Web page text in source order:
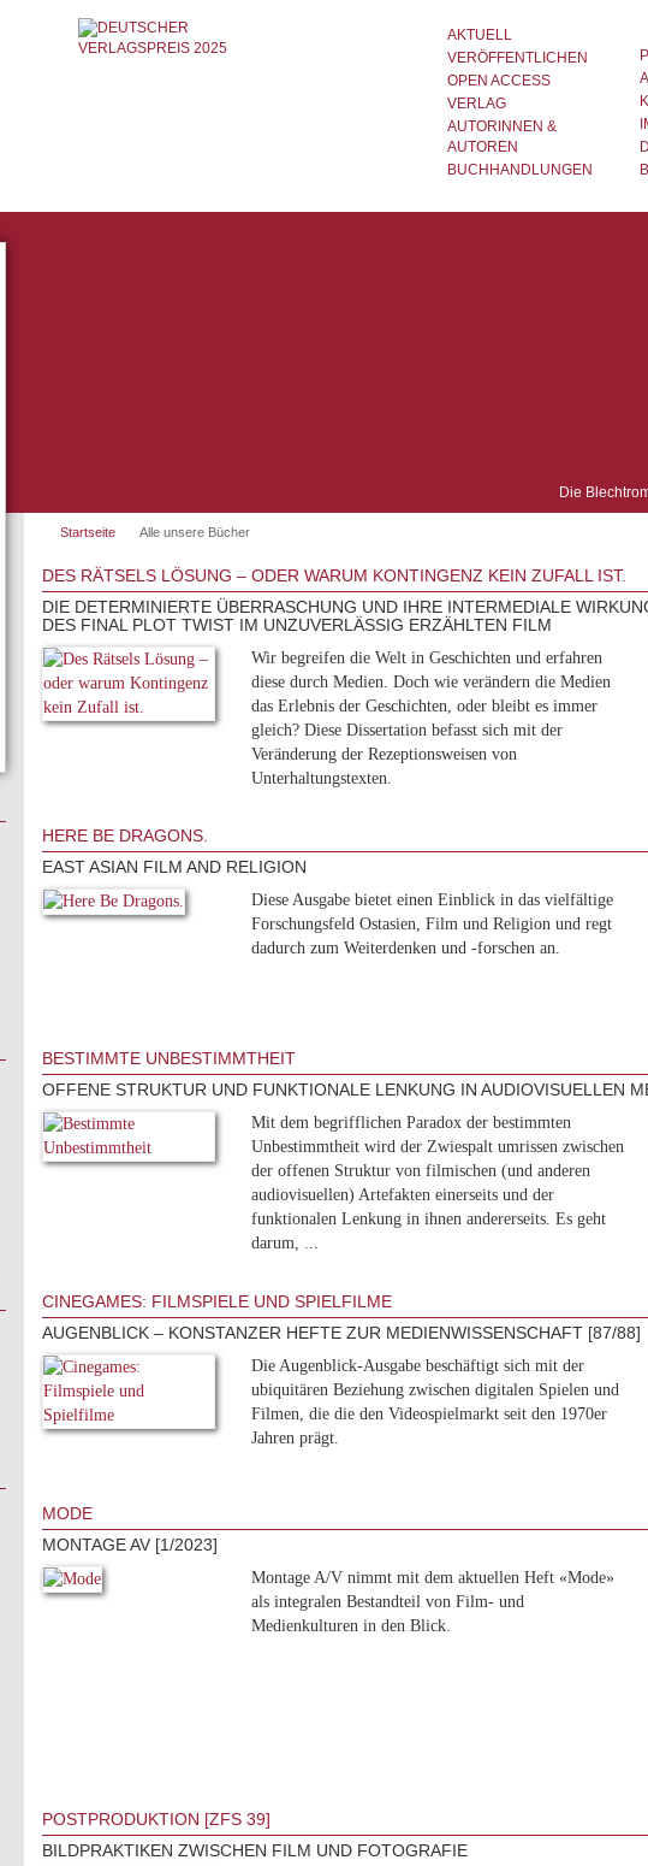
AKTUELL
VERÖFFENTLICHEN
OPEN ACCESS
VERLAG
AUTORINNEN &
AUTOREN
BUCHHANDLUNGEN
Die
Startseite Alle unsere Bücher
DES RÄTSELS LÖSUNG – ODER WARUM KONTINGENZ KEIN ZUFALL IST.
DIE DETERMINIERTE ÜBERRASCHUNG UND IHRE INTERMEDIALE
DES FINAL PLOT TWIST IM UNZUVERLÄSSIG ERZÄHLTEN FILM
Wir begreifen die Welt in Geschichten und erfahren
diese durch Medien. Doch wie verändern die Medien
das Erlebnis der Geschichten, oder bleibt es immer
gleich? Diese Dissertation befasst sich mit der
Veränderung der Rezeptionsweisen von
Unterhaltungstexten.
HERE BE DRAGONS.
EAST ASIAN FILM AND RELIGION
Diese Ausgabe bietet einen Einblick in das vielfältige
Forschungsfeld Ostasien, Film und Religion und regt
dadurch zum Weiterdenken und -forschen an.
BESTIMMTE UNBESTIMMTHEIT
OFFENE STRUKTUR UND FUNKTIONALE LENKUNG IN AUDIOVISUELLEN
Mit dem begrifflichen Paradox der bestimmten
Unbestimmtheit wird der Zwiespalt umrissen zwischen
der offenen Struktur von filmischen (und anderen
audiovisuellen) Artefakten einerseits und der
funktionalen Lenkung in ihnen andererseits. Es geht
darum, ...
CINEGAMES: FILMSPIELE UND SPIELFILME
AUGENBLICK – KONSTANZER HEFTE ZUR MEDIENWISSENSCHAFT [87/88]
Die Augenblick-Ausgabe beschäftigt sich mit der
ubiquitären Beziehung zwischen digitalen Spielen und
Filmen, die die den Videospielmarkt seit den 1970er
Jahren prägt.
MODE
MONTAGE AV [1/2023]
Montage A/V nimmt mit dem aktuellen Heft «Mode»
als integralen Bestandteil von Film- und
Medienkulturen in den Blick.
POSTPRODUKTION [ZFS 39]
BILDPRAKTIKEN ZWISCHEN FILM UND FOTOGRAFIE